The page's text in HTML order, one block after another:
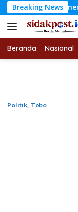
Langsung
ke
konten
Breaking News
Apresiasi
Beranda Nasional
Politik, Tebo